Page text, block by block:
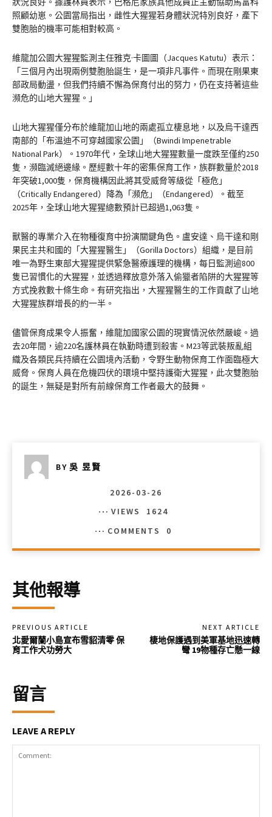
照顧幼崽。公園當局指出，雌性大猩猩若身體狀況特別良好，產下
雙胞胎的機率可能相對較高。
維龍加公園大猩猩監測主任雅克·卡圖圖（Jacques Katutu）表示：
「三個月內出現兩例雙胞胎誕生，是一項非凡事件。而現在剛果東
部政局動盪，但我們持續不懈為保育付出的努力，仍在支持著這些
瀕危的山地大猩猩。」
山地大猩猩僅分布於維龍加山地的兩處孤立棲息地，以及烏干達西
南部的「布溫迪不可穿越國家公園」（Bwindi Impenetrable
National Park）。1970年代，全球山地大猩猩數量一度跌至僅約250
隻，瀕臨滅絕邊緣。歷經數十年的密集保育工作，族群數量於2018
年突破1,000隻，保育機構因此將其受威脅等級從「極危」
（Critically Endangered）降為「瀕危」（Endangered）。截至
2025年，全球山地大猩猩總數預計已超過1,063隻。
獸醫的專業介入在物種復育中扮演關鍵角色。盧安達、烏干達和剛
果民主共和國的「大猩猩醫生」（Gorilla Doctors）組織，是目前
唯一為野生東部大猩猩提供緊急醫療護理的機構，每日監測逾800
隻已習慣化的大猩猩，並透過釋放意外落入偷獵者陷阱的大猩猩等
方式挽救數十條生命。有研究指出，大猩猩醫生的工作貢獻了山地
大猩猩族群增長的約一半。
儘管保育成果令人振奮，維龍加國家公園的現實情況依然嚴峻。過
去20年間，逾220名護林員在執勤時遭到殺害。M23等武裝叛亂組
織及各類民兵持續在公園境內活動，令野生動物保育工作面臨極大
威脅。保育人員在危機四伏的環境中堅持護衛大猩猩，此次雙胞胎
的誕生，無疑是對所有前線保育工作者最大的鼓舞。
BY 吳 昱賢
2026-03-26
VIEWS
1624
COMMENTS
0
其他報導
PREVIOUS ARTICLE
北愛爾蘭小島宣布雪貂清零 保
育工作犬功勞大
NEXT ARTICLE
棲地保護遇到美軍基地迅速轉
彎 19物種存亡懸一線
留言
LEAVE A REPLY